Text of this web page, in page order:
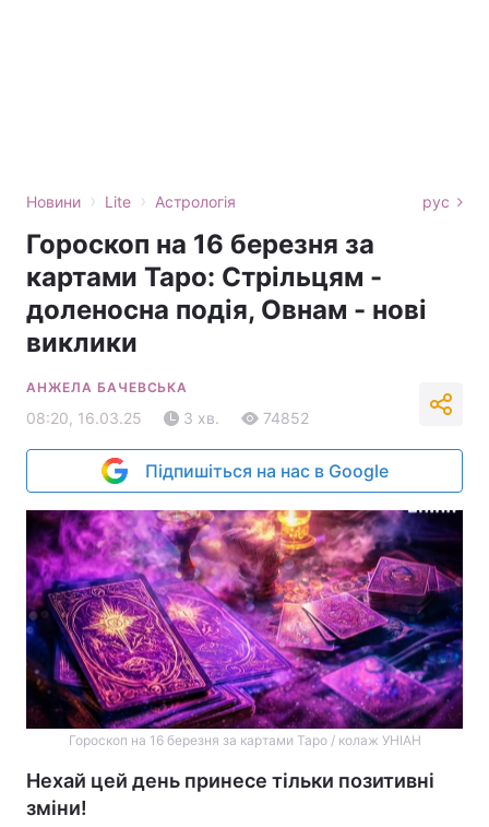
Новини › Lite › Астрологія рус
Гороскоп на 16 березня за
картами Таро: Стрільцям -
доленосна подія, Овнам - нові
виклики
АНЖЕЛА БАЧЕВСЬКА
08:20, 16.03.25 3 хв. 74852
Підпишіться на нас в Google
Гороскоп на 16 березня за картами Таро / колаж УНІАН
Нехай цей день принесе тільки позитивні
зміни!